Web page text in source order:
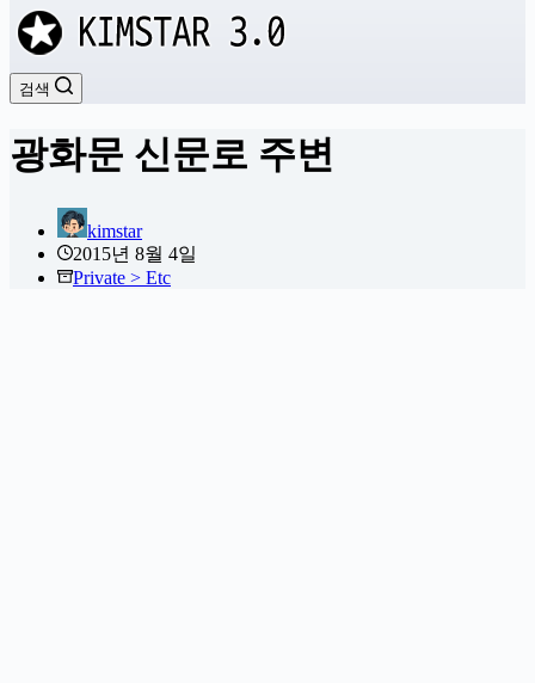
검색
광화문 신문로 주변
kimstar
2015년 8월 4일
Private > Etc